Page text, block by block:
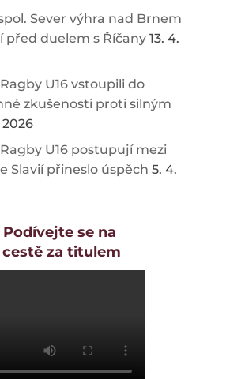
Sever výhra nad Brnem
před duelem s Říčany 13. 4.
U16 vstoupili do
zkušenosti proti silným
2026
U16 postupují mezi
Slavií přineslo úspěch 5. 4.
se na
za titulem